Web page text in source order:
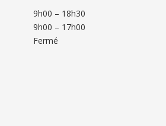
9h00 – 18h30
9h00 – 17h00
Fermé